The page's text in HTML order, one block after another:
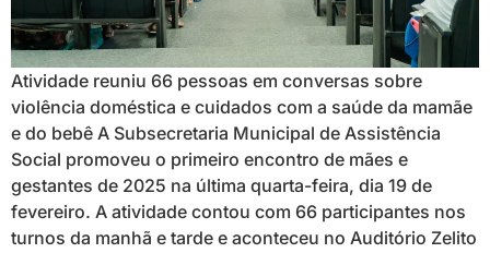
Atividade reuniu 66 pessoas em conversas sobre
violência doméstica e cuidados com a saúde da mamãe
e do bebê A Subsecretaria Municipal de Assistência
Social promoveu o primeiro encontro de mães e
gestantes de 2025 na última quarta-feira, dia 19 de
fevereiro. A atividade contou com 66 participantes nos
turnos da manhã e tarde e aconteceu no Auditório Zelito